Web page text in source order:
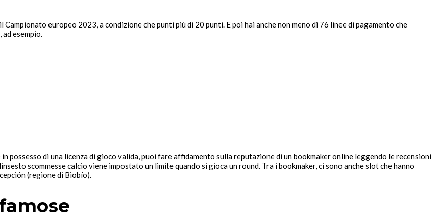
europeo 2023, a condizione che punti più di 20 punti. E poi hai anche non meno di 76 linee di pagamento che
esempio.
di una licenza di gioco valida, puoi fare affidamento sulla reputazione di un bookmaker online leggendo le recensioni
scommesse calcio viene impostato un limite quando si gioca un round. Tra i bookmaker, ci sono anche slot che hanno
(regione di Biobío).